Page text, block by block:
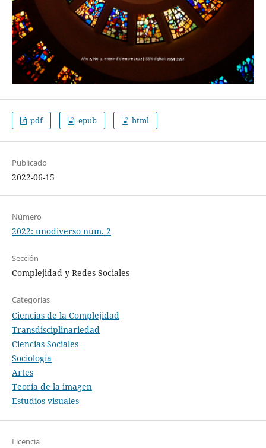
pdf epub html
Publicado
2022-06-15
Número
2022: unodiverso núm. 2
Sección
Complejidad y Redes Sociales
Categorías
Ciencias de la Complejidad
Transdisciplinariedad
Ciencias Sociales
Sociología
Artes
Teoría de la imagen
Estudios visuales
Licencia